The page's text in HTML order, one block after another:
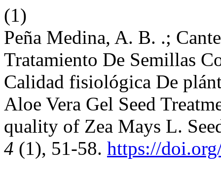
(1)
Peña Medina, A. B. .;
Tratamiento De Semillas
Calidad fisiológica De
Aloe Vera Gel Seed
quality of Zea Mays L.
4 (1), 51-58. https://